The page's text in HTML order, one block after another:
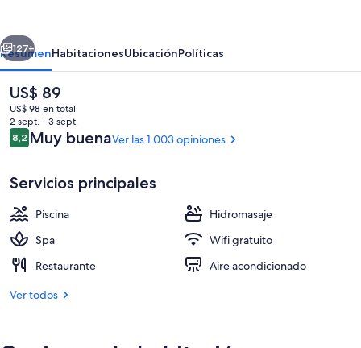
Ocean
Spa
Terraza o patio
Siguiente
127+
ResumenHabitacionesUbicaciónPolíticas
El
precio
actual
es
de
US$ 89
US$ 98 en total
2 sept. - 3 sept.
Opiniones
8,28,2 de 10
Muy buenaVer las 1.003 opiniones
Servicios principales
Piscina
Hidromasaje
Spa
Wifi gratuito
Restaurante
Aire acondicionado
Ver todos